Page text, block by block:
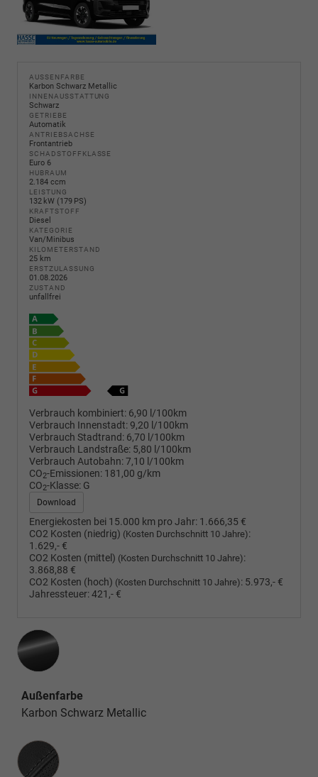
AUSSENFARBE
Karbon Schwarz Metallic
INNENAUSSTATTUNG
Schwarz
GETRIEBE
Automatik
ANTRIEBSACHSE
Frontantrieb
SCHADSTOFFKLASSE
Euro 6
HUBRAUM
2.184 ccm
LEISTUNG
132 kW (179 PS)
KRAFTSTOFF
Diesel
KATEGORIE
Van/Minibus
KILOMETERSTAND
25 km
ERSTZULASSUNG
01.08.2026
ZUSTAND
unfallfrei
Verbrauch kombiniert: 6,90 l/100km
Verbrauch Innenstadt: 9,20 l/100km
Verbrauch Stadtrand: 6,70 l/100km
Verbrauch Landstraße: 5,80 l/100km
Verbrauch Autobahn:7,10 l/100km
CO2-Emissionen: 181,00 g/km
CO2-Klasse: G
Download
Energiekosten bei 15.000 km pro Jahr: 1.666,35 €
CO2 Kosten (niedrig) (Kosten Durchschnitt 10 Jahre):
1.629,- €
CO2 Kosten (mittel) (Kosten Durchschnitt 10 Jahre):
3.868,88 €
CO2 Kosten (hoch) (Kosten Durchschnitt 10 Jahre): 5.973,- €
Jahressteuer:421,- €
Außenfarbe
Karbon Schwarz Metallic
Innenausstattung